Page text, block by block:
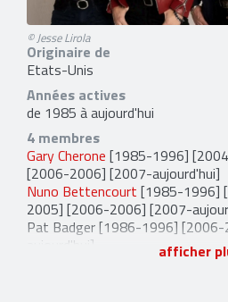
© Jesse Lirola
Originaire de
Etats-Unis
Années actives
de 1985 à aujourd'hui
4 membres
Gary Cherone [1985-1996]
[2006-2006] [2007-aujourd'hui]
Nuno Bettencourt [1985-1996]
2005] [2006-2006] [2007-
Pat Badger[1986-1996]
aujourd'hui]
[2007-
afficher